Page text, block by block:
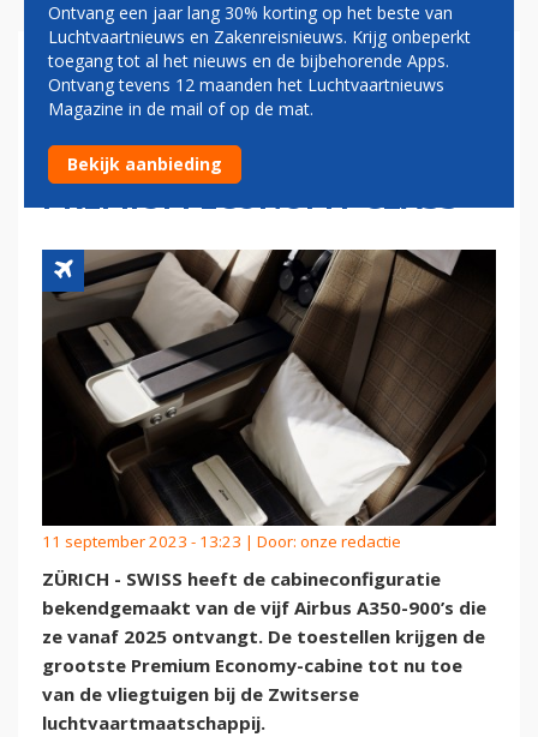
SWISS GEEFT IN NIEUWE
A350'S MEER RUIMTE AAN
ZEER WINSTGEVENDE
PREMIUM ECONOMY CLASS
11 september 2023 - 13:23 | Door: onze redactie
ZÜRICH - SWISS heeft de cabineconfiguratie
bekendgemaakt van de vijf Airbus A350-900’s die
ze vanaf 2025 ontvangt. De toestellen krijgen de
grootste Premium Economy-cabine tot nu toe
van de vliegtuigen bij de Zwitserse
luchtvaartmaatschappij.
Ontvang een jaar lang 30% korting op het beste van
Luchtvaartnieuws en Zakenreisnieuws. Krijg onbeperkt
toegang tot al het nieuws en de bijbehorende Apps.
Ontvang tevens 12 maanden het Luchtvaartnieuws
Magazine in de mail of op de mat.
Bekijk aanbieding